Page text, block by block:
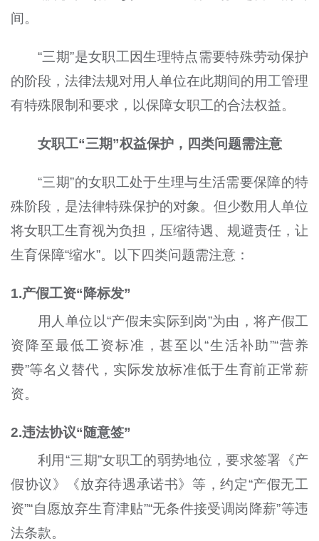
间。
“三期”是女职工因生理特点需要特殊劳动保护
的阶段，法律法规对用人单位在此期间的用工管理
有特殊限制和要求，以保障女职工的合法权益。
女职工“三期”权益保护，四类问题需注意
“三期”的女职工处于生理与生活需要保障的特
殊阶段，是法律特殊保护的对象。但少数用人单位
将女职工生育视为负担，压缩待遇、规避责任，让
生育保障“缩水”。以下四类问题需注意：
1.产假工资“降标发”
用人单位以“产假未实际到岗”为由，将产假工
资降至最低工资标准，甚至以“生活补助”“营养
费”等名义替代，实际发放标准低于生育前正常薪
资。
2.违法协议“随意签”
利用“三期”女职工的弱势地位，要求签署《产
假协议》《放弃待遇承诺书》等，约定“产假无工
资”“自愿放弃生育津贴”“无条件接受调岗降薪”等违
法条款。